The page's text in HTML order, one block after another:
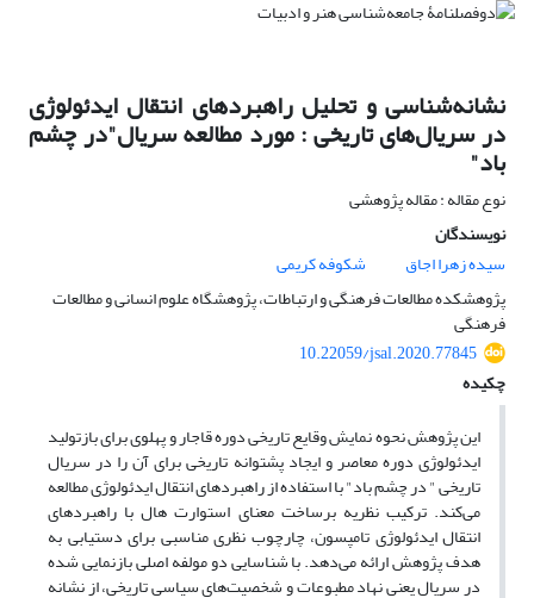
نشانه‌شناسی و تحلیل راهبردهای انتقال ایدئولوژی
در سریال‌های تاریخی : مورد مطالعه سریال"در چشم
باد"
نوع مقاله : مقاله پژوهشی
نویسندگان
سیده زهرا اجاق
شکوفه کریمی
پژوهشکده مطالعات فرهنگی و ارتباطات، پژوهشگاه علوم انسانی و مطالعات
فرهنگی
10.22059/jsal.2020.77845
چکیده
این پژوهش نحوه نمایش وقایع تاریخی دوره قاجار و پهلوی برای بازتولید
ایدئولوژی دوره معاصر و ایجاد پشتوانه تاریخی برای آن را در سریال
تاریخی " در چشم باد" با استفاده از راهبردهای انتقال ایدئولوژی مطالعه
می‌کند. ترکیب نظریه برساخت معنای استوارت هال با راهبردهای
انتقال ایدئولوژی تامپسون، چارچوب نظری مناسبی برای دستیابی به
هدف پژوهش ارائه می‌دهد. با شناسایی دو مولفه اصلی بازنمایی شده
در سریال یعنی نهاد مطبوعات و شخصیت‌های سیاسی تاریخی، از نشانه